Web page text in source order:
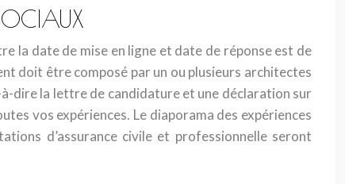
la date de mise en ligne et date de réponse est de
doit être composé par un ou plusieurs architectes
dire la lettre de candidature et une déclaration sur
vos expériences. Le diaporama des expériences
d’assurance civile et professionnelle seront